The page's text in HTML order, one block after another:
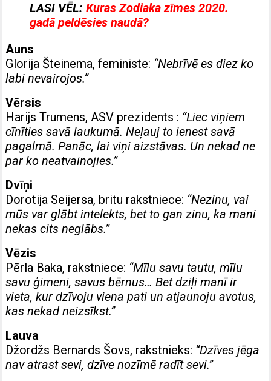
LASI VĒL:Kuras Zodiaka zīmes 2020.
gadā peldēsies naudā?
Auns
Glorija Šteinema, feministe: “Nebrīvē es diez ko
labi nevairojos.”
Vērsis
Harijs Trumens, ASV prezidents : “Liec viņiem
cīnīties savā laukumā. Neļauj to ienest savā
pagalmā. Panāc, lai viņi aizstāvas. Un nekad ne
par ko neatvainojies.”
Dvīņi
Dorotija Seijersa, britu rakstniece: “Nezinu, vai
mūs var glābt intelekts, bet to gan zinu, ka mani
nekas cits neglābs.”
Vēzis
Pērla Baka, rakstniece: “Mīlu savu tautu, mīlu
savu ģimeni, savus bērnus… Bet dziļi manī ir
vieta, kur dzīvoju viena pati un atjaunoju avotus,
kas nekad neizsīkst.”
Lauva
Džordžs Bernards Šovs, rakstnieks: “Dzīves jēga
nav atrast sevi, dzīve nozīmē radīt sevi.”